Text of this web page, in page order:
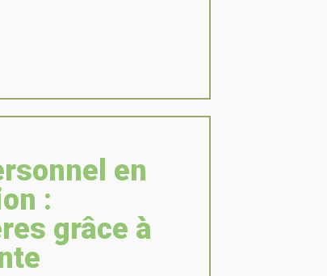
en
:
grâce à